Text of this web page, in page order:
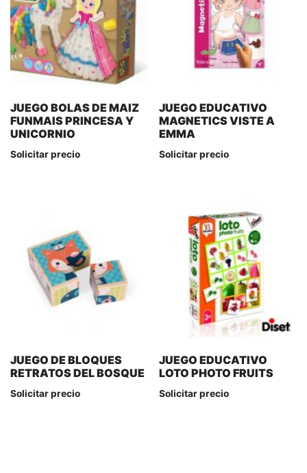
JUEGO BOLAS DE MAIZ
FUNMAIS PRINCESA Y
UNICORNIO
Solicitar precio
JUEGO EDUCATIVO
MAGNETICS VISTE A
EMMA
Solicitar precio
JUEGO DE BLOQUES
RETRATOS DEL BOSQUE
Solicitar precio
JUEGO EDUCATIVO
LOTO PHOTO FRUITS
Solicitar precio